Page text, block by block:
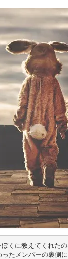
くに教えてくれた
たメンバーの裏側